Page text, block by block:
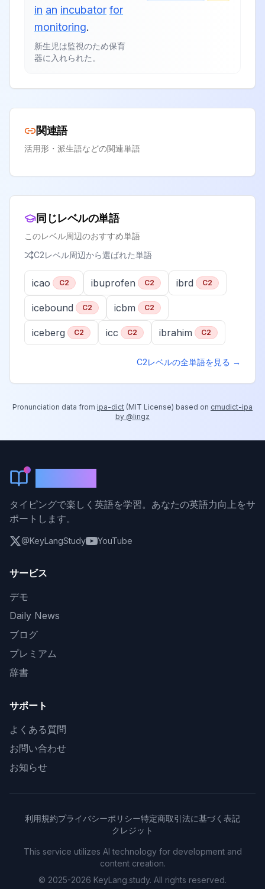
in an incubator for
monitoring.
新生児は監視のため保育
器に入れられた。
関連語
活用形・派生語などの関連単語
同じレベルの単語
このレベル周辺のおすすめ単語
C2レベル周辺から選ばれた単語
icao C2 ibuprofen C2 ibrd C2
icebound C2 icbm C2
iceberg C2 icc C2 ibrahim C2
C2レベルの全単語を見る →
Pronunciation data from ipa-dict (MIT License) based on cmudict-ipa
by @lingz
タイピングで楽しく英語を学習。あなたの英語力向上をサ
ポートします。
@KeyLangStudy YouTube
サービス
デモ
Daily News
ブログ
プレミアム
辞書
サポート
よくある質問
お問い合わせ
お知らせ
利用規約プライバシーポリシー特定商取引法に基づく表記
クレジット
This service utilizes AI technology for development and
content creation.
© 2025-2026 KeyLang.study. All rights reserved.